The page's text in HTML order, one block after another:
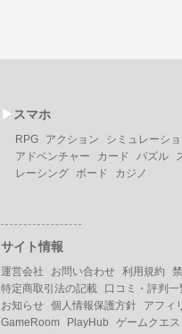
▶︎ スマホ
RPG アクション シミュレーシ
アドベンチャー
カード パズル
レーシング
ボード カジノ
サイト情報
運営会社 お問い合わせ 利用規約
特定商取引法の記載
口コミ・評判一
お知らせ 個人情報保護方針
アフィ
GameRoom
PlayHub
ゲームクエス